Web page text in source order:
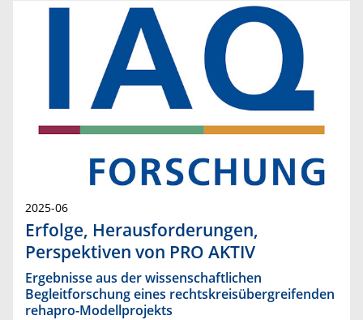
2025-06
Erfolge, Herausforderungen,
Perspektiven von PRO AKTIV
Ergebnisse aus der wissenschaftlichen
Begleitforschung eines rechtskreisübergreifenden
rehapro-Modellprojekts